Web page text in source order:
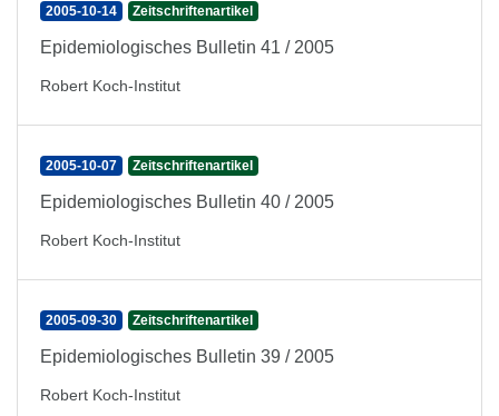
2005-10-14 Zeitschriftenartikel
Epidemiologisches Bulletin 41 / 2005
Robert Koch-Institut
2005-10-07 Zeitschriftenartikel
Epidemiologisches Bulletin 40 / 2005
Robert Koch-Institut
2005-09-30 Zeitschriftenartikel
Epidemiologisches Bulletin 39 / 2005
Robert Koch-Institut